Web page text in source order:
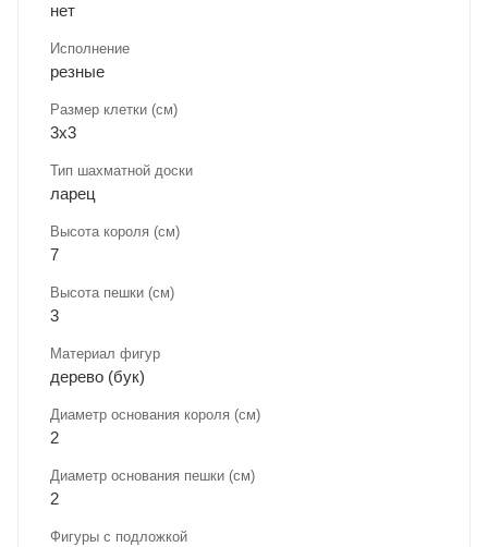
нет
Исполнение
резные
Размер клетки (см)
3х3
Тип шахматной доски
ларец
Высота короля (см)
7
Высота пешки (см)
3
Материал фигур
дерево (бук)
Диаметр основания короля (см)
2
Диаметр основания пешки (см)
2
Фигуры с подложкой